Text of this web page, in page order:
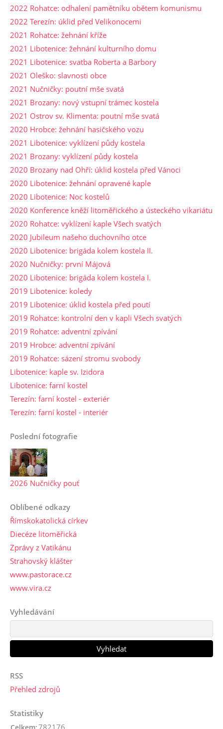
2022 Rohatce: odhalení pamětníku obětem komunismu
2022 Terezín: úklid před Velikonocemi
2021 Rohatce: žehnání kříže
2021 Libotenice: žehnání kulturního domu
2021 Libotenice: svatba Roberta a Barbory
2021 Oleško: slavnosti obce
2021 Nučničky: poutní mše svatá
2021 Brozany: nový vstupní trámec kostela
2021 Ostrov sv. Klimenta: poutní mše svatá
2020 Hrobce: žehnání hasičského vozu
2021 Libotenice: vyklízení půdy kostela
2021 Brozany: vyklízení půdy kostela
2020 Brozany nad Ohří: úklid kostela před Vánoci
2020 Libotenice: žehnání opravené kaple
2020 Libotenice: Noc kostelů
2020 Konference kněží litoměřického a ústeckého vikariátu
2020 Rohatce: vyklízení kaple Všech svatých
2020 Jubileum našeho duchovního otce
2020 Libotenice: brigáda kolem kostela II.
2020 Nučničky: první Májová
2020 Libotenice: brigáda kolem kostela I.
2019 Libotenice: koledy
2019 Libotenice: úklid kostela před poutí
2019 Rohatce: kontrolní den v kapli Všech svatých
2019 Rohatce: adventní zpívání
2019 Hrobce: adventní zpívání
2019 Rohatce: sázení stromu svobody
Libotenice: kaple sv. Izidora
Libotenice: farní kostel
Terezín: farní kostel - exteriér
Terezín: farní kostel - interiér
Poslední fotografie
2026 Nučničky pouť
Oblíbené odkazy
Římskokatolická církev
Diecéze litoměřická
Zprávy z Vatikánu
Strahovský klášter
www.pastorace.cz
www.vira.cz
Vyhledávání
RSS
Přehled zdrojů
Statistiky